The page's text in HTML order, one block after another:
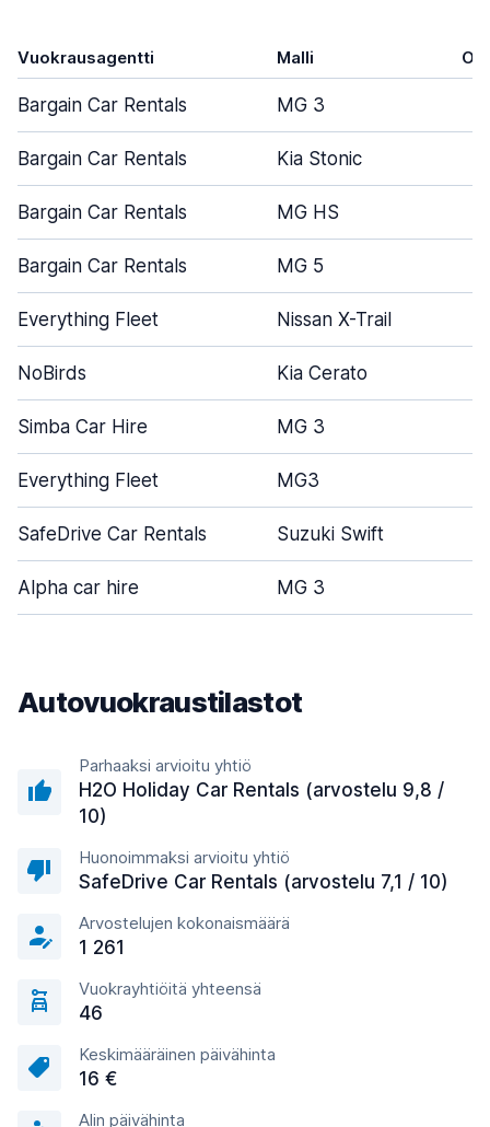
Vuokrausagentti Malli
Bargain Car Rentals MG 3
Bargain Car Rentals Kia Stonic
Bargain Car Rentals MG HS
Bargain Car Rentals MG 5
Everything Fleet Nissan X-Trail
NoBirds Kia Cerato
Simba Car Hire MG 3
Everything Fleet MG3
SafeDrive Car Rentals Suzuki Swift
Alpha car hire MG 3
Autovuokraustilastot
Parhaaksi arvioitu yhtiö
H2O Holiday Car Rentals (arvostelu 9,8 /
10)
Huonoimmaksi arvioitu yhtiö
SafeDrive Car Rentals (arvostelu 7,1 / 10)
Arvostelujen kokonaismäärä
1 261
Vuokrayhtiöitä yhteensä
46
Keskimääräinen päivähinta
16 €
Alin päivähinta